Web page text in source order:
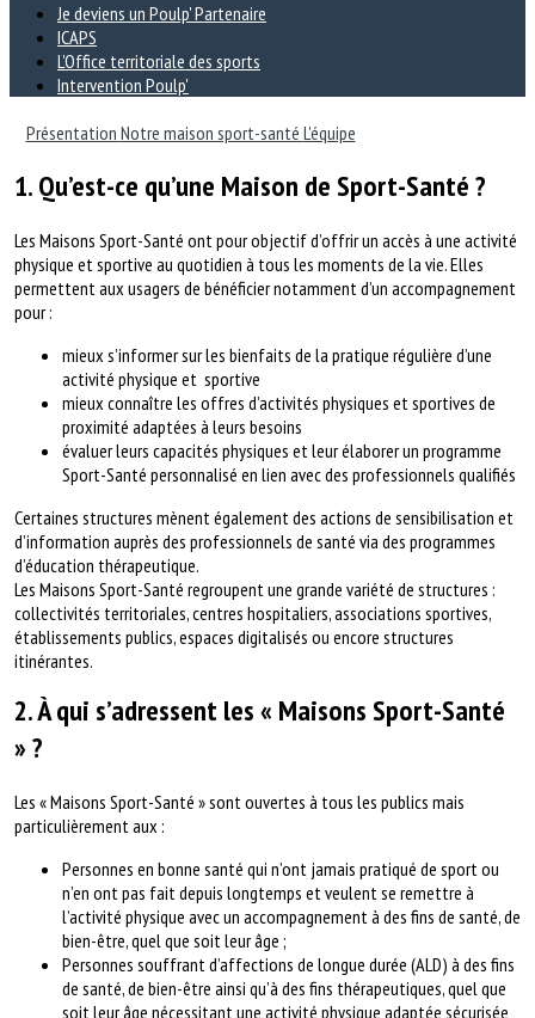
Je deviens un Poulp' Partenaire
ICAPS
L'Office territoriale des sports
Intervention Poulp'
Présentation Notre maison sport-santé L'équipe
1. Qu’est-ce qu’une Maison de Sport-Santé ?
Les Maisons Sport-Santé ont pour objectif d’offrir un accès à une activité
physique et sportive au quotidien à tous les moments de la vie. Elles
permettent aux usagers de bénéficier notamment d’un accompagnement
pour :
mieux s’informer sur les bienfaits de la pratique régulière d’une
activité physique et sportive
mieux connaître les offres d’activités physiques et sportives de
proximité adaptées à leurs besoins
évaluer leurs capacités physiques et leur élaborer un programme
Sport-Santé personnalisé en lien avec des professionnels qualifiés
Certaines structures mènent également des actions de sensibilisation et
d’information auprès des professionnels de santé via des programmes
d’éducation thérapeutique.
Les Maisons Sport-Santé regroupent une grande variété de structures :
collectivités territoriales, centres hospitaliers, associations sportives,
établissements publics, espaces digitalisés ou encore structures
itinérantes.
2. À qui s’adressent les « Maisons Sport-Santé
» ?
Les « Maisons Sport-Santé » sont ouvertes à tous les publics mais
particulièrement aux :
Personnes en bonne santé qui n’ont jamais pratiqué de sport ou
n’en ont pas fait depuis longtemps et veulent se remettre à
l’activité physique avec un accompagnement à des fins de santé, de
bien-être, quel que soit leur âge ;
Personnes souffrant d’affections de longue durée (ALD) à des fins
de santé, de bien-être ainsi qu’à des fins thérapeutiques, quel que
soit leur âge nécessitant une activité physique adaptée sécurisée